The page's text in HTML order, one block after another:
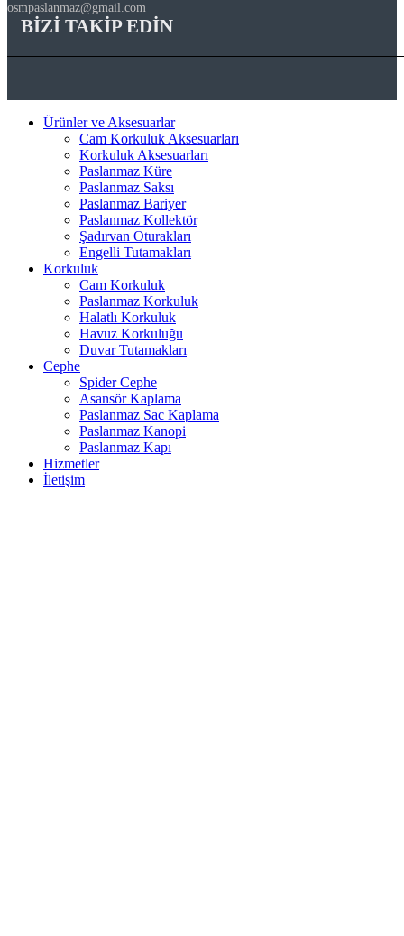
osmpaslanmaz@gmail.com
BİZİ TAKİP EDİN
Ürünler ve Aksesuarlar
Cam Korkuluk Aksesuarları
Korkuluk Aksesuarları
Paslanmaz Küre
Paslanmaz Saksı
Paslanmaz Bariyer
Paslanmaz Kollektör
Şadırvan Oturakları
Engelli Tutamakları
Korkuluk
Cam Korkuluk
Paslanmaz Korkuluk
Halatlı Korkuluk
Havuz Korkuluğu
Duvar Tutamakları
Cephe
Spider Cephe
Asansör Kaplama
Paslanmaz Sac Kaplama
Paslanmaz Kanopi
Paslanmaz Kapı
Hizmetler
İletişim